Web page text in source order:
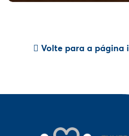
Volte para a página